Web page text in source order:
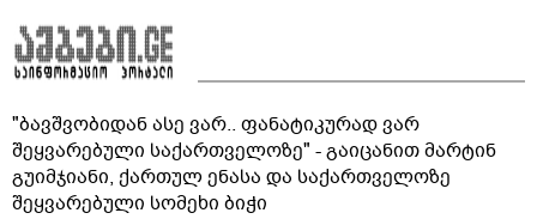
"ბავშვობიდან ასე ვარ.. ფანატიკურად ვარ
შეყვარებული საქართველოზე" - გაიცანით მარტინ
გუიმჯიანი, ქართულ ენასა და საქართველოზე
შეყვარებული სომეხი ბიჭი